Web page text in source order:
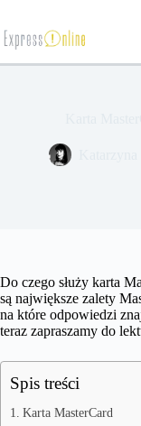
treści
Do czego służy karta
są największe zalety
na które odpowiedzi
teraz zapraszamy do
Spis treści
Karta MasterCard